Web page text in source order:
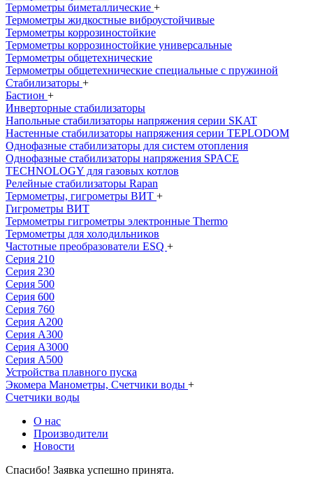
Термометры биметаллические +
Термометры жидкостные виброустойчивые
Термометры коррозиностойкие
Термометры коррозиностойкие универсальные
Термометры общетехнические
Термометры общетехнические специальные с пружиной
Стабилизаторы +
Бастион +
Инверторные стабилизаторы
Напольные стабилизаторы напряжения серии SKAT
Настенные стабилизаторы напряжения серии TEPLODOM
Однофазные стабилизаторы для систем отопления
Однофазные стабилизаторы напряжения SPACE
TECHNOLOGY для газовых котлов
Релейные стабилизаторы Rapan
Термометры, гигрометры ВИТ +
Гигрометры ВИТ
Термометры гигрометры электронные Thermo
Термометры для холодильников
Частотные преобразователи ESQ +
Серия 210
Серия 230
Серия 500
Серия 600
Серия 760
Серия А200
Серия А300
Серия А3000
Серия А500
Устройства плавного пуска
Экомера Манометры, Счетчики воды +
Счетчики воды
О нас
Производители
Новости
Спасибо! Заявка успешно принята.